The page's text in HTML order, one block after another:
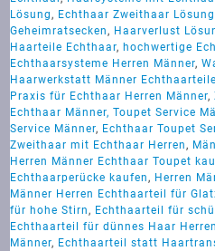
Lösung, Echthaar Zweithaar Lösung
Geheimratsecken, Haarverlust
Haarteile Echthaar,hochwertige
Echthaarsysteme Herren Männer,
Haarwerkstatt Männer
Praxis für Echthaar Herren Männer,
Echthaar Männer, Toupet Service
Service Männer, Echthaar Toupet
Zweithaar mit Echthaar Herren,
Herren Männer Echthaar Toupet
Echthaarperücke kaufen, Herren
Männer Herren Echthaarteil für
für hohe Stirn, Echthaarteil für
Echthaarteil für dünnes Haar
Männer, Echthaarteil statt